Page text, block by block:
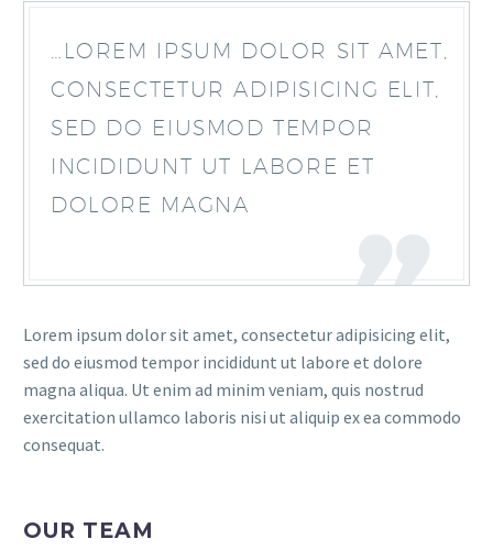
…LOREM IPSUM DOLOR SIT AMET,
CONSECTETUR ADIPISICING ELIT,
SED DO EIUSMOD TEMPOR
INCIDIDUNT UT LABORE ET
DOLORE MAGNA
Lorem ipsum dolor sit amet, consectetur adipisicing elit,
sed do eiusmod tempor incididunt ut labore et dolore
magna aliqua. Ut enim ad minim veniam, quis nostrud
exercitation ullamco laboris nisi ut aliquip ex ea commodo
consequat.
OUR TEAM